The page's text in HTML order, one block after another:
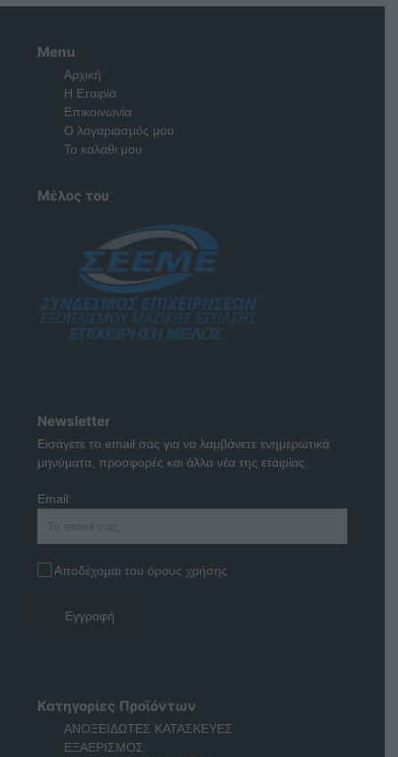
Menu
Αρχική
Η Εταιρία
Επικοινωνία
Ο λογαριασμός μου
Το καλάθι μου
Μέλος του
Newsletter
Εισάγετε το email σας για να λαμβάνετε ενημερωτικά
μηνύματα, προσφορές και άλλα νέα της εταιρίας.
Email:
Αποδέχομαι του όρους χρήσης
Κατηγορίες Προϊόντων
ΑΝΟΞΕΙΔΩΤΕΣ ΚΑΤΑΣΚΕΥΕΣ
ΕΞΑΕΡΙΣΜΟΣ